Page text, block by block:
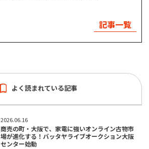
記事一覧
よく読まれている記事
2026.06.16
商売の町・大阪で、家電に強いオンライン古物市
場が進化する！バッタヤライブオークション大阪
センター始動